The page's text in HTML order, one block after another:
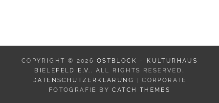
COPYRIGHT © 2026 OSTBLOCK – KULTURHAUS
BIELEFELD E.V.
. ALL RIGHTS RESERVED.
DATENSCHUTZERKLÄRUNG
| CORPORATE
FOTOGRAFIE BYCATCH THEMES